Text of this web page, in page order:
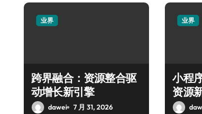
业界
跨界融合：资源整合驱
动增长新引擎
dawei 7 月 31, 2026
业界
小程
资源